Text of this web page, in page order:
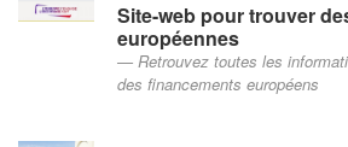
Site-web pour trouver
européennes
Retrouvez toutes les
des financements européens